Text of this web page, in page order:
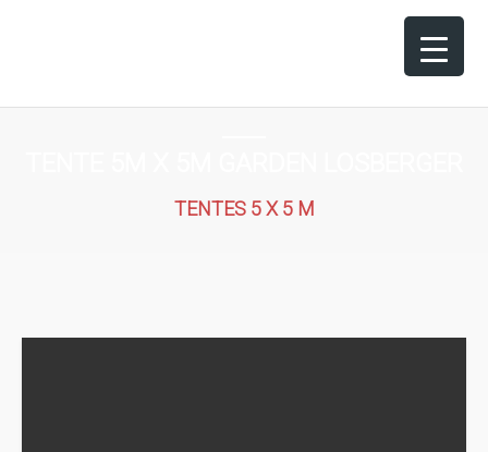
TENTES 5 X 5 M